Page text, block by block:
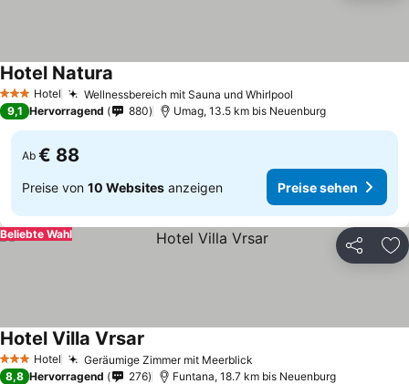
3 SterneHotel Wellnessbereich mit Sauna und Whirlpool
Hotel Natura
9,1 Hervorragend 880 Umag, 13.5 km bis Neuenburg
Ab € 88
Preise von 10 Websites anzeigen Preise sehen
Teilen
Beliebte Wahl
3 SterneHotel Geräumige Zimmer mit Meerblick
Hotel Villa Vrsar
8,8 Hervorragend 276 Funtana, 18.7 km bis Neuenburg